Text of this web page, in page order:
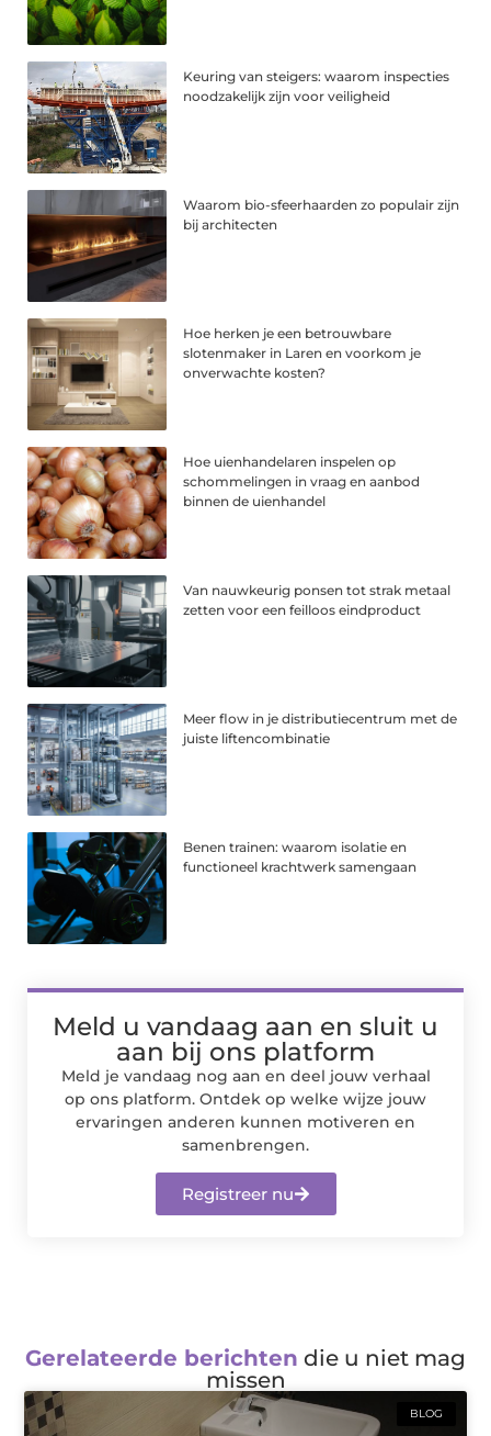
Keuring van steigers: waarom inspecties
noodzakelijk zijn voor veiligheid
Waarom bio-sfeerhaarden zo populair zijn
bij architecten
Hoe herken je een betrouwbare
slotenmaker in Laren en voorkom je
onverwachte kosten?
Hoe uienhandelaren inspelen op
schommelingen in vraag en aanbod
binnen de uienhandel
Van nauwkeurig ponsen tot strak metaal
zetten voor een feilloos eindproduct
Meer flow in je distributiecentrum met de
juiste liftencombinatie
Benen trainen: waarom isolatie en
functioneel krachtwerk samengaan
Meld u vandaag aan en sluit u
aan bij ons platform
Meld je vandaag nog aan en deel jouw verhaal
op ons platform. Ontdek op welke wijze jouw
ervaringen anderen kunnen motiveren en
samenbrengen.
Registreer nu
Gerelateerde berichten die u niet mag
missen
BLOG